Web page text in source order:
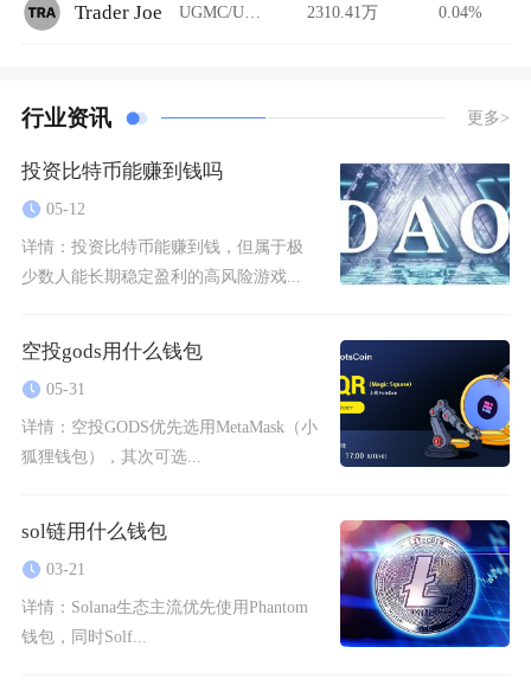
Trader Joe 2310.41万 0.04%
行业资讯 更多>
投资比特币能赚到钱吗
05-12
详情： 投资比特币能赚到钱，但属于极
少数人能长期稳定盈利的高风险游戏...
空投gods用什么钱包
05-31
详情： 空投GODS优先选用MetaMask（小
狐狸钱包），其次可选...
sol链用什么钱包
03-21
详情： Solana生态主流优先使用Phantom
钱包，同时Solf...